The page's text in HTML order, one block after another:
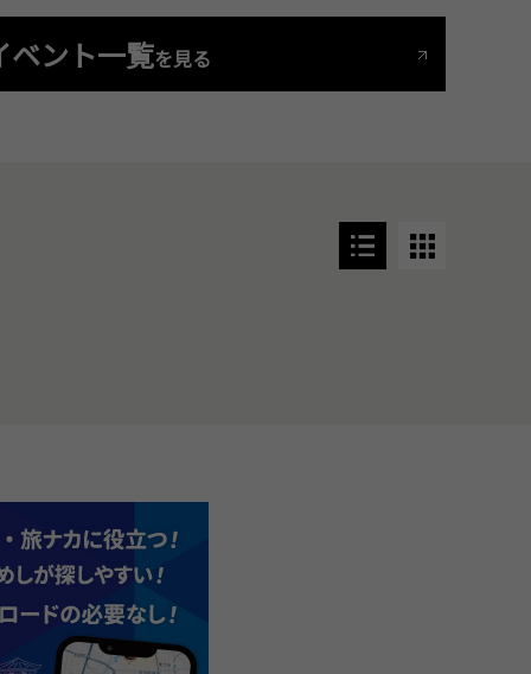
ベント一覧を見る